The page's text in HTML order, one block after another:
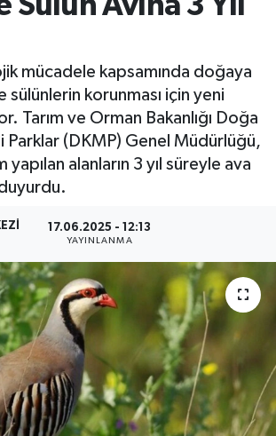
mücadele kapsamında doğaya
sülünlerin korunması için yeni
Tarım ve Orman Bakanlığı Doğa
Parklar (DKMP) Genel Müdürlüğü,
yapılan alanların 3 yıl süreyle ava
duyurdu.
17.06.2025 - 12:13
YAYINLANMA
Haberleri